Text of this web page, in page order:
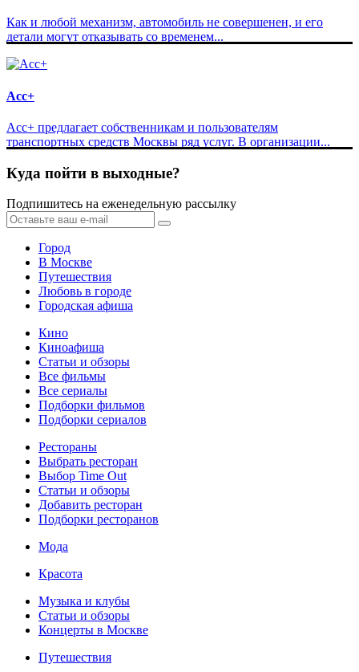
Как и любой механизм, автомобиль не совершенен, и его
детали могут отказывать со временем...
Асс+
Асс+ предлагает собственникам и пользователям
транспортных средств Москвы ряд услуг. В организации...
Куда пойти в выходные?
Подпишитесь на еженедельную рассылку
Город
В Москве
Путешествия
Любовь в городе
Городская афиша
Кино
Киноафиша
Статьи и обзоры
Все фильмы
Все сериалы
Подборки фильмов
Подборки сериалов
Рестораны
Выбрать ресторан
Выбор Time Out
Статьи и обзоры
Добавить ресторан
Подборки ресторанов
Мода
Красота
Музыка и клубы
Статьи и обзоры
Концерты в Москве
Путешествия